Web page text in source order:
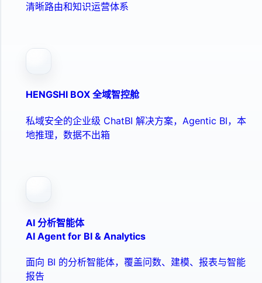
清晰路由和知识运营体系
HENGSHI BOX 全域智控舱
私域安全的企业级 ChatBI 解决方案，Agentic BI，本
地推理，数据不出箱
AI 分析智能体
AI Agent for BI & Analytics
面向 BI 的分析智能体，覆盖问数、建模、报表与智能
报告